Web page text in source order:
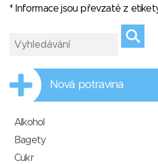
* Informace jsou převzaté z
Nová potravina
Alkohol
Bagety
Cukr